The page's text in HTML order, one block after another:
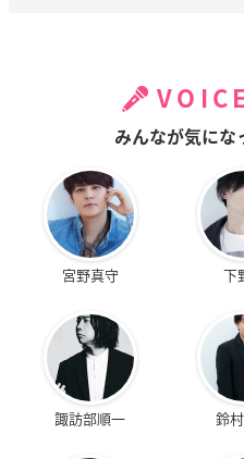
みんなが気にな
宮野真守 下
諏訪部順一 鈴